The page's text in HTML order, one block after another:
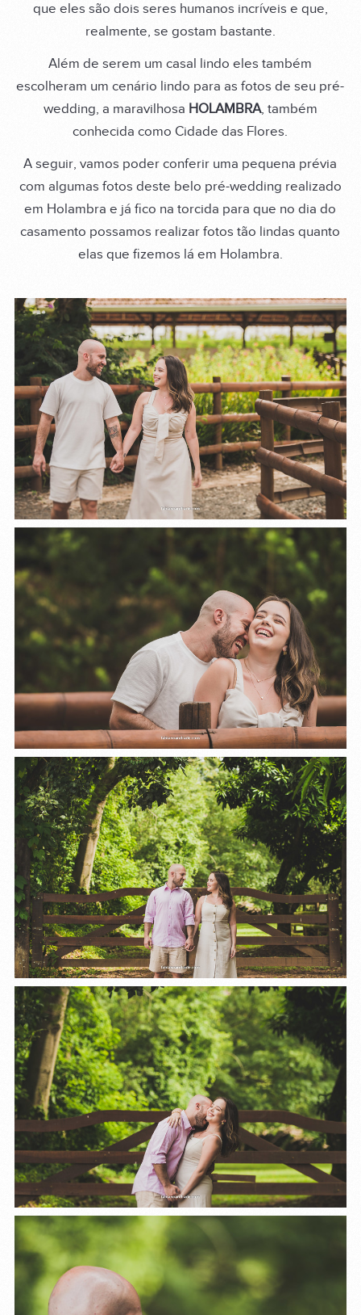
que eles são dois seres humanos incríveis e que,
realmente, se gostam bastante.
Além de serem um casal lindo eles também
escolheram um cenário lindo para as fotos de seu pré-
wedding, a maravilhosa HOLAMBRA, também
conhecida como Cidade das Flores.
A seguir, vamos poder conferir uma pequena prévia
com algumas fotos deste belo pré-wedding realizado
em Holambra e já fico na torcida para que no dia do
casamento possamos realizar fotos tão lindas quanto
elas que fizemos lá em Holambra.